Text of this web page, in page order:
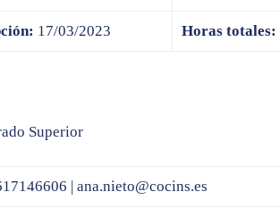
17/03/2023 Horas totales:
Superior
| ana.nieto@cocins.es